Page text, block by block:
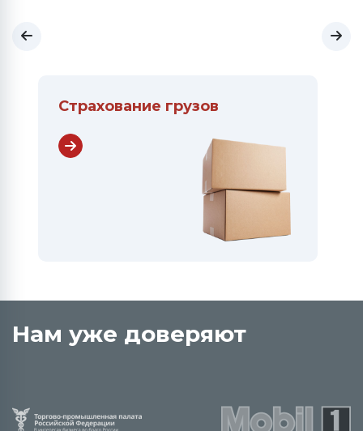
Страхование грузов
Нам уже доверяют